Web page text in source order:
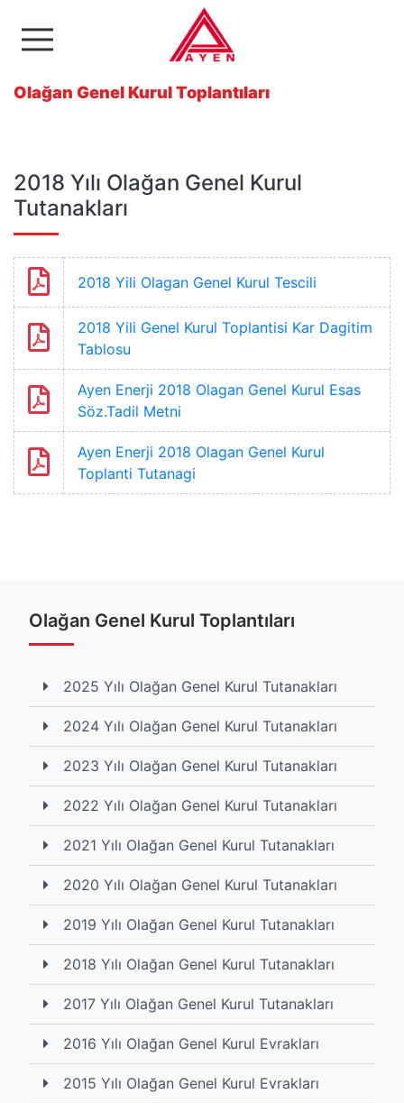
Ayen Enerji A.Ş
Olağan Genel Kurul Toplantıları
2018 Yılı Olağan Genel Kurul
Tutanakları
2018 Yili Olagan Genel Kurul Tescili
2018 Yili Genel Kurul Toplantisi Kar Dagitim
Tablosu
Ayen Enerji 2018 Olagan Genel Kurul Esas
Söz.Tadil Metni
Ayen Enerji 2018 Olagan Genel Kurul
Toplanti Tutanagi
Toplam Görüntülenme İçerik 2015 kez listelendi
Olağan Genel Kurul Toplantıları
2025 Yılı Olağan Genel Kurul Tutanakları
2024 Yılı Olağan Genel Kurul Tutanakları
2023 Yılı Olağan Genel Kurul Tutanakları
2022 Yılı Olağan Genel Kurul Tutanakları
2021 Yılı Olağan Genel Kurul Tutanakları
2020 Yılı Olağan Genel Kurul Tutanakları
2019 Yılı Olağan Genel Kurul Tutanakları
2018 Yılı Olağan Genel Kurul Tutanakları
2017 Yılı Olağan Genel Kurul Tutanakları
2016 Yılı Olağan Genel Kurul Evrakları
2015 Yılı Olağan Genel Kurul Evrakları